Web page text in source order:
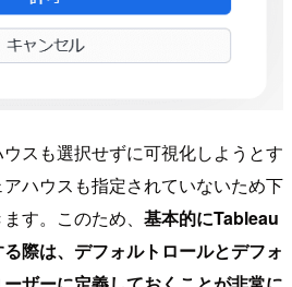
スも選択せずに可視化しようとす
ハウスも指定されていないため下
す。このため、 基本的にTableau
際は、デフォルトロールとデフォ